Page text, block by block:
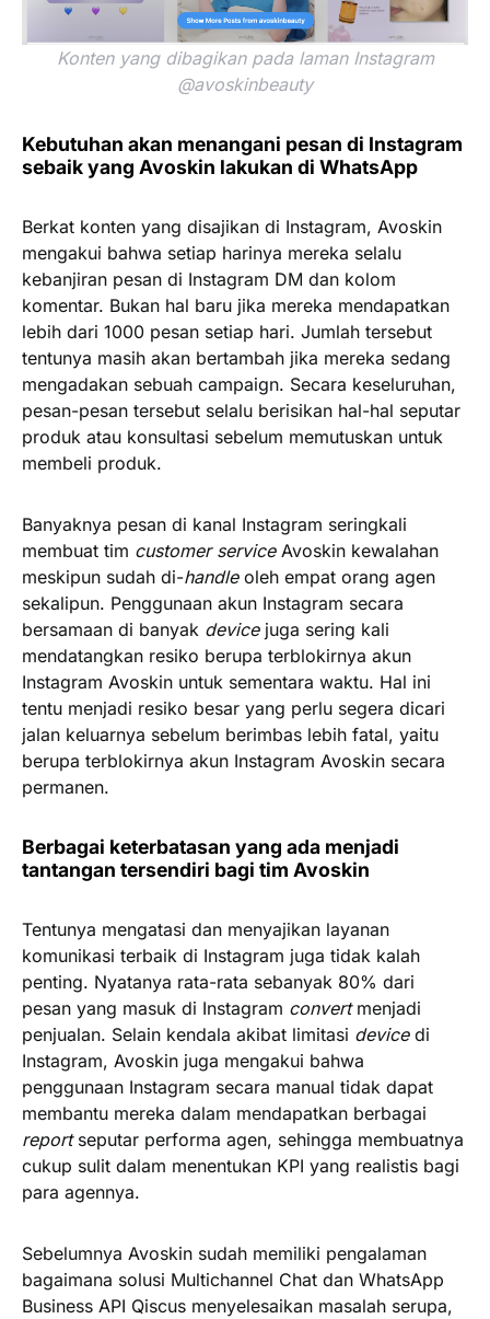
Konten yang dibagikan pada laman Instagram
@avoskinbeauty
Kebutuhan akan menangani pesan di Instagram
sebaik yang Avoskin lakukan di WhatsApp
Berkat konten yang disajikan di Instagram, Avoskin
mengakui bahwa setiap harinya mereka selalu
kebanjiran pesan di Instagram DM dan kolom
komentar. Bukan hal baru jika mereka mendapatkan
lebih dari 1000 pesan setiap hari. Jumlah tersebut
tentunya masih akan bertambah jika mereka sedang
mengadakan sebuah campaign. Secara keseluruhan,
pesan-pesan tersebut selalu berisikan hal-hal seputar
produk atau konsultasi sebelum memutuskan untuk
membeli produk.
Banyaknya pesan di kanal Instagram seringkali
membuat tim customer serviceAvoskin kewalahan
meskipun sudah di-handleoleh empat orang agen
sekalipun. Penggunaan akun Instagram secara
bersamaan di banyak devicejuga sering kali
mendatangkan resiko berupa terblokirnya akun
Instagram Avoskin untuk sementara waktu. Hal ini
tentu menjadi resiko besar yang perlu segera dicari
jalan keluarnya sebelum berimbas lebih fatal, yaitu
berupa terblokirnya akun Instagram Avoskin secara
permanen.
Berbagai keterbatasan yang ada menjadi
tantangan tersendiri bagi tim Avoskin
Tentunya mengatasi dan menyajikan layanan
komunikasi terbaik di Instagram juga tidak kalah
penting. Nyatanya rata-rata sebanyak 80% dari
pesan yang masuk di Instagram convertmenjadi
penjualan. Selain kendala akibat limitasi devicedi
Instagram, Avoskin juga mengakui bahwa
penggunaan Instagram secara manual tidak dapat
membantu mereka dalam mendapatkan berbagai
reportseputar performa agen, sehingga membuatnya
cukup sulit dalam menentukan KPI yang realistis bagi
para agennya.
Sebelumnya Avoskin sudah memiliki pengalaman
bagaimana solusi Multichannel Chat dan WhatsApp
Business API Qiscus menyelesaikan masalah serupa,